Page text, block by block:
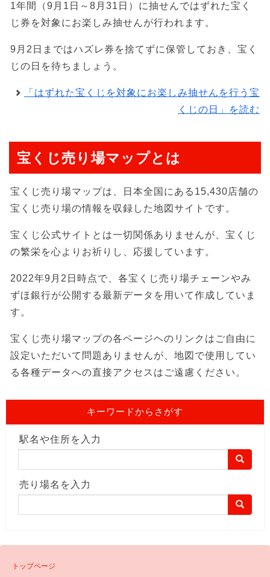
1年間（9月1日～8月31日）に抽せんではずれた宝く
じ券を対象にお楽しみ抽せんが行われます。
9月2日まではハズレ券を捨てずに保管しておき、宝く
じの日を待ちましょう。
「はずれた宝くじを対象にお楽しみ抽せんを行う宝
くじの日」を読む
宝くじ売り場マップとは
宝くじ売り場マップは、日本全国にある15,430店舗の
宝くじ売り場の情報を収録した地図サイトです。
宝くじ公式サイトとは一切関係ありませんが、宝くじ
の繁栄を心よりお祈りし、応援しています。
2022年9月2日時点で、各宝くじ売り場チェーンやみ
ずほ銀行が公開する最新データを用いて作成していま
す。
宝くじ売り場マップの各ページヘのリンクはご自由に
設定いただいて問題ありませんが、地図で使用してい
る各種データへの直接アクセスはご遠慮ください。
キーワードからさがす
駅名や住所を入力
売り場名を入力
トップページ